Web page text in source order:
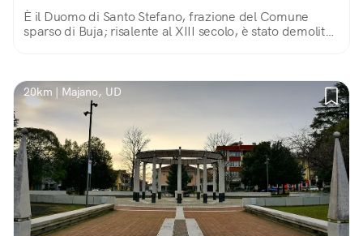
È il Duomo di Santo Stefano, frazione del Comune
sparso di Buja; risalente al XIII secolo, è stato demolito
20km | Majano, UD